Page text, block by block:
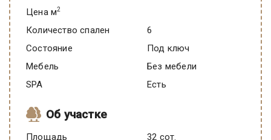
Цена м2
Количество спален
6
Состояние
под ключ
Мебель
Без мебели
SPA
есть
Об участке
Площадь 32 сот.